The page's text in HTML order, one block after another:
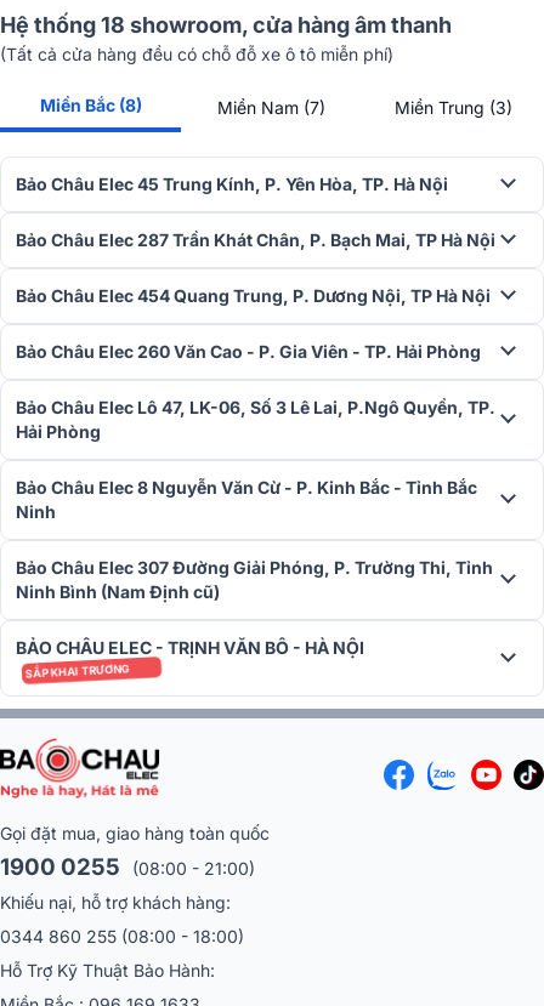
Hệ thống 18 showroom, cửa hàng âm thanh
(Tất cả cửa hàng đều có chỗ đỗ xe ô tô miễn phí)
Miền Bắc (8) Miền Nam (7) Miền Trung (3)
Bảo Châu Elec 45 Trung Kính, P. Yên Hòa, TP. Hà Nội
Bảo Châu Elec 287 Trần Khát Chân, P. Bạch Mai, TP Hà Nội
Bảo Châu Elec 454 Quang Trung, P. Dương Nội, TP Hà Nội
Bảo Châu Elec 260 Văn Cao - P. Gia Viên - TP. Hải Phòng
Bảo Châu Elec Lô 47, LK-06, Số 3 Lê Lai, P.Ngô Quyền, TP.
Hải Phòng
Bảo Châu Elec 8 Nguyễn Văn Cừ - P. Kinh Bắc - Tỉnh Bắc
Ninh
Bảo Châu Elec 307 Đường Giải Phóng, P. Trường Thi, Tỉnh
Ninh Bình (Nam Định cũ)
BẢO CHÂU ELEC - TRỊNH VĂN BÔ - HÀ NỘI
SẮP KHAI TRƯƠNG
Gọi đặt mua, giao hàng toàn quốc
1900 0255
(08:00 - 21:00)
Khiếu nại, hỗ trợ khách hàng:
0344 860 255 (08:00 - 18:00)
Hỗ Trợ Kỹ Thuật Bảo Hành: